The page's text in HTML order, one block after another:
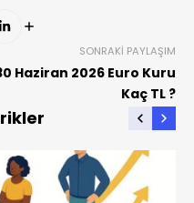
SONRAKI PAYLAŞIM
Haziran 2026 Euro Kuru
Kaç TL ?